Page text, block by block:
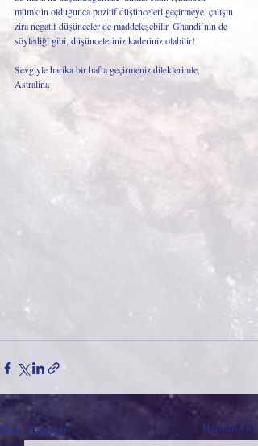
mümkün olduğunca pozitif düşünceleri geçirmeye  çalışın
zira negatif düşünceler de maddeleşebilir. Ghandi’nin de
söylediği gibi, düşünceleriniz kaderiniz olabilir!
Sevgiyle harika bir hafta geçirmeniz dileklerimle,
Astralina
Son Yazılar Hepsini Gör